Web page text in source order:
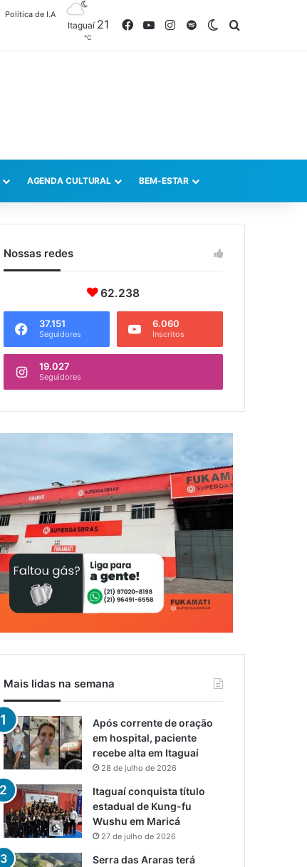
Política de I.A
Itaguaí 21
℃
FacebookYouTubeInstagram
SpotifySwitch skin
AGENDA CULTURAL BEM-ESTAR
Nossas redes
62.238
37.151
Seguidores
6.060
Inscritos
19.027
Seguidores
Mais lidas na semana
Após corrente de oração
em hospital, paciente
recebe alta em Itaguaí
28 de julho de 2026
Itaguaí conquista título
estadual de Kung-fu
Wushu em Maricá
27 de julho de 2026
Serra das Araras terá